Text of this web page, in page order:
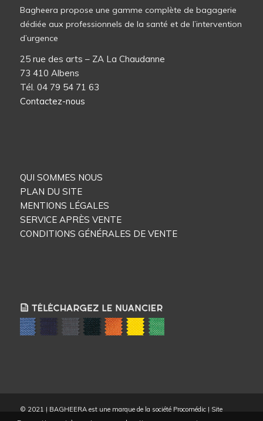
Bagheera propose une gamme complète de bagagerie
dédiée aux professionnels de la santé et de l’intervention
d’urgence
25 rue des arts – ZA La Chaudanne
73 410 Albens
Tél. 04 79 54 71 63
Contactez-nous
QUI SOMMES NOUS
PLAN DU SITE
MENTIONS LÉGALES
SERVICE APRÈS VENTE
CONDITIONS GÉNÉRALES DE VENTE
© 2021 | BAGHEERA est une marque de la société Procomédic | Site